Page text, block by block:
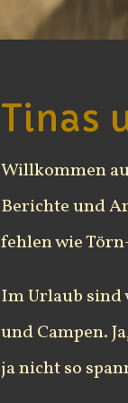
Tinas
Willkommen
Berichte und
fehlen wie
Im Urlaub sind
und Campen.
ja nicht so